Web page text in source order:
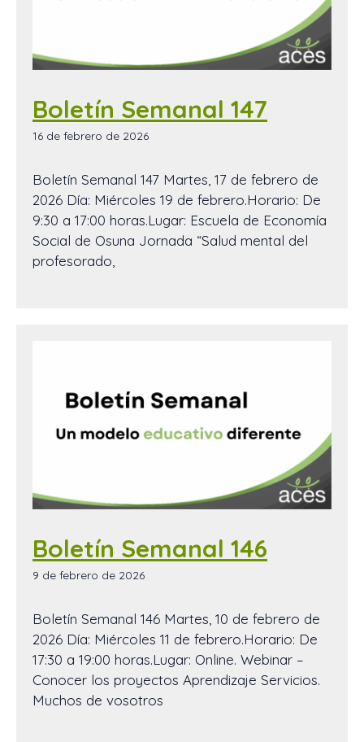
Boletín Semanal 147
16 de febrero de 2026
Boletín Semanal 147 Martes, 17 de febrero de
2026 Día: Miércoles 19 de febrero.Horario: De
9:30 a 17:00 horas.Lugar: Escuela de Economía
Social de Osuna Jornada “Salud mental del
profesorado,
Boletín Semanal 146
9 de febrero de 2026
Boletín Semanal 146 Martes, 10 de febrero de
2026 Día: Miércoles 11 de febrero.Horario: De
17:30 a 19:00 horas.Lugar: Online. Webinar –
Conocer los proyectos Aprendizaje Servicios.
Muchos de vosotros